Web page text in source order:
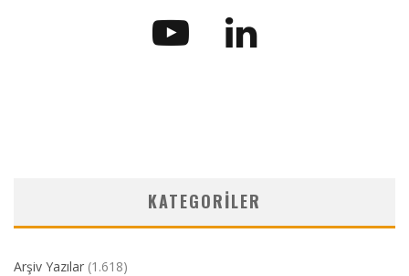
KATEGORILER
Arşiv Yazılar (1.618)